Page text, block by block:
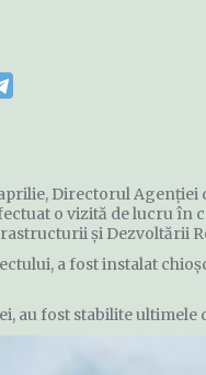
Directorul
o vizită de lucru în
și Dezvoltării
a fost instalat
au fost stabilite